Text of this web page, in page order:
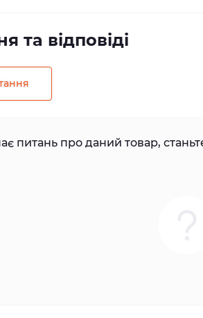
та відповіді
питань про даний товар,